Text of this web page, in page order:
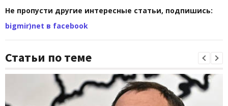
Не пропусти другие интересные статьи, подпишись:
bigmir)net в facebook
Статьи по теме